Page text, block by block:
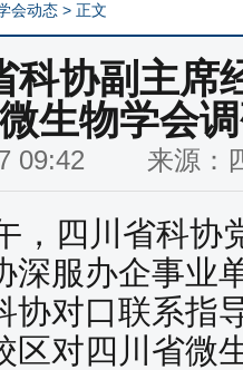
会动态 > 正文
科协副主席
生物学会
09:42 来源：
四川省科协
深服办企事业
协对口联系指
区对四川省微